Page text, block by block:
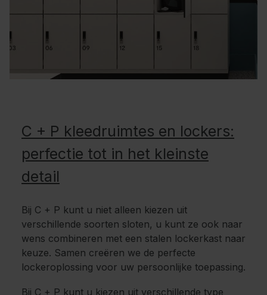
C + P kleedruimtes en lockers:
perfectie tot in het kleinste
detail
Bij C + P kunt u niet alleen kiezen uit
verschillende soorten sloten, u kunt ze ook naar
wens combineren met een stalen lockerkast naar
keuze. Samen creëren we de perfecte
lockeroplossing voor uw persoonlijke toepassing.
Bij C + P kunt u kiezen uit verschillende type